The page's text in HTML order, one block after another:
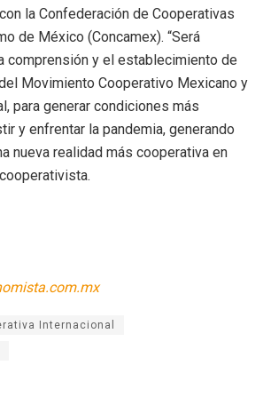
la Confederación de Cooperativas
de México (Concamex). “Será
comprensión y el establecimiento de
Movimiento Cooperativo Mexicano y
para generar condiciones más
y enfrentar la pandemia, generando
nueva realidad más cooperativa en
Internacional